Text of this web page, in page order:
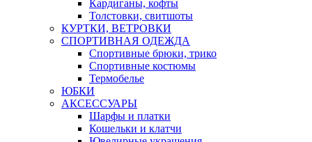
Кардиганы, кофты
Толстовки, свитшоты
КУРТКИ, ВЕТРОВКИ
СПОРТИВНАЯ ОДЕЖДА
Спортивные брюки, трико
Спортивные костюмы
Термобелье
ЮБКИ
AКСЕССУАРЫ
Шарфы и платки
Кошельки и клатчи